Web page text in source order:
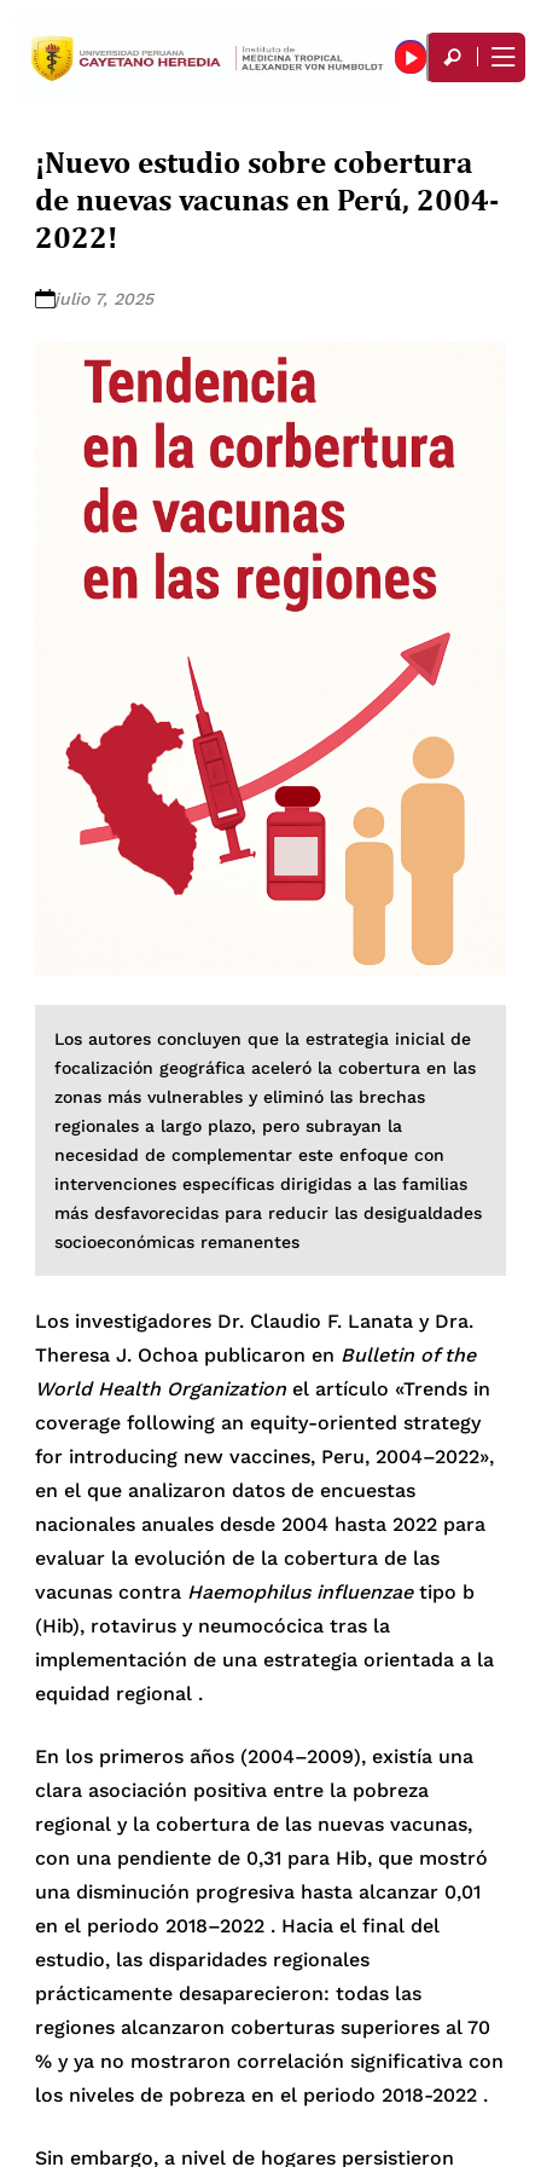
¡Nuevo estudio sobre cobertura
de nuevas vacunas en Perú, 2004-
2022!
julio 7, 2025
Los autores concluyen que la estrategia inicial de
focalización geográfica aceleró la cobertura en las
zonas más vulnerables y eliminó las brechas
regionales a largo plazo, pero subrayan la
necesidad de complementar este enfoque con
intervenciones específicas dirigidas a las familias
más desfavorecidas para reducir las desigualdades
socioeconómicas remanentes
Los investigadores Dr. Claudio F. Lanata y Dra.
Theresa J. Ochoa publicaron en Bulletin of the
World Health Organization el artículo «Trends in
coverage following an equity-oriented strategy
for introducing new vaccines, Peru, 2004–2022»,
en el que analizaron datos de encuestas
nacionales anuales desde 2004 hasta 2022 para
evaluar la evolución de la cobertura de las
vacunas contra Haemophilus influenzaetipo b
(Hib), rotavirus y neumocócica tras la
implementación de una estrategia orientada a la
equidad regional .
En los primeros años (2004–2009), existía una
clara asociación positiva entre la pobreza
regional y la cobertura de las nuevas vacunas,
con una pendiente de 0,31 para Hib, que mostró
una disminución progresiva hasta alcanzar 0,01
en el periodo 2018–2022 . Hacia el final del
estudio, las disparidades regionales
prácticamente desaparecieron: todas las
regiones alcanzaron coberturas superiores al 70
% y ya no mostraron correlación significativa con
los niveles de pobreza en el periodo 2018-2022 .
Sin embargo, a nivel de hogares persistieron